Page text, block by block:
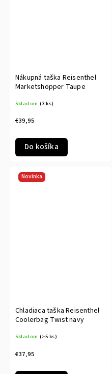
Nákupná taška Reisenthel
Marketshopper Taupe
Skladom (3 ks)
€39,95
Do košíka
Novinka
Chladiaca taška Reisenthel
Coolerbag Twist navy
Skladom (>5 ks)
€37,95